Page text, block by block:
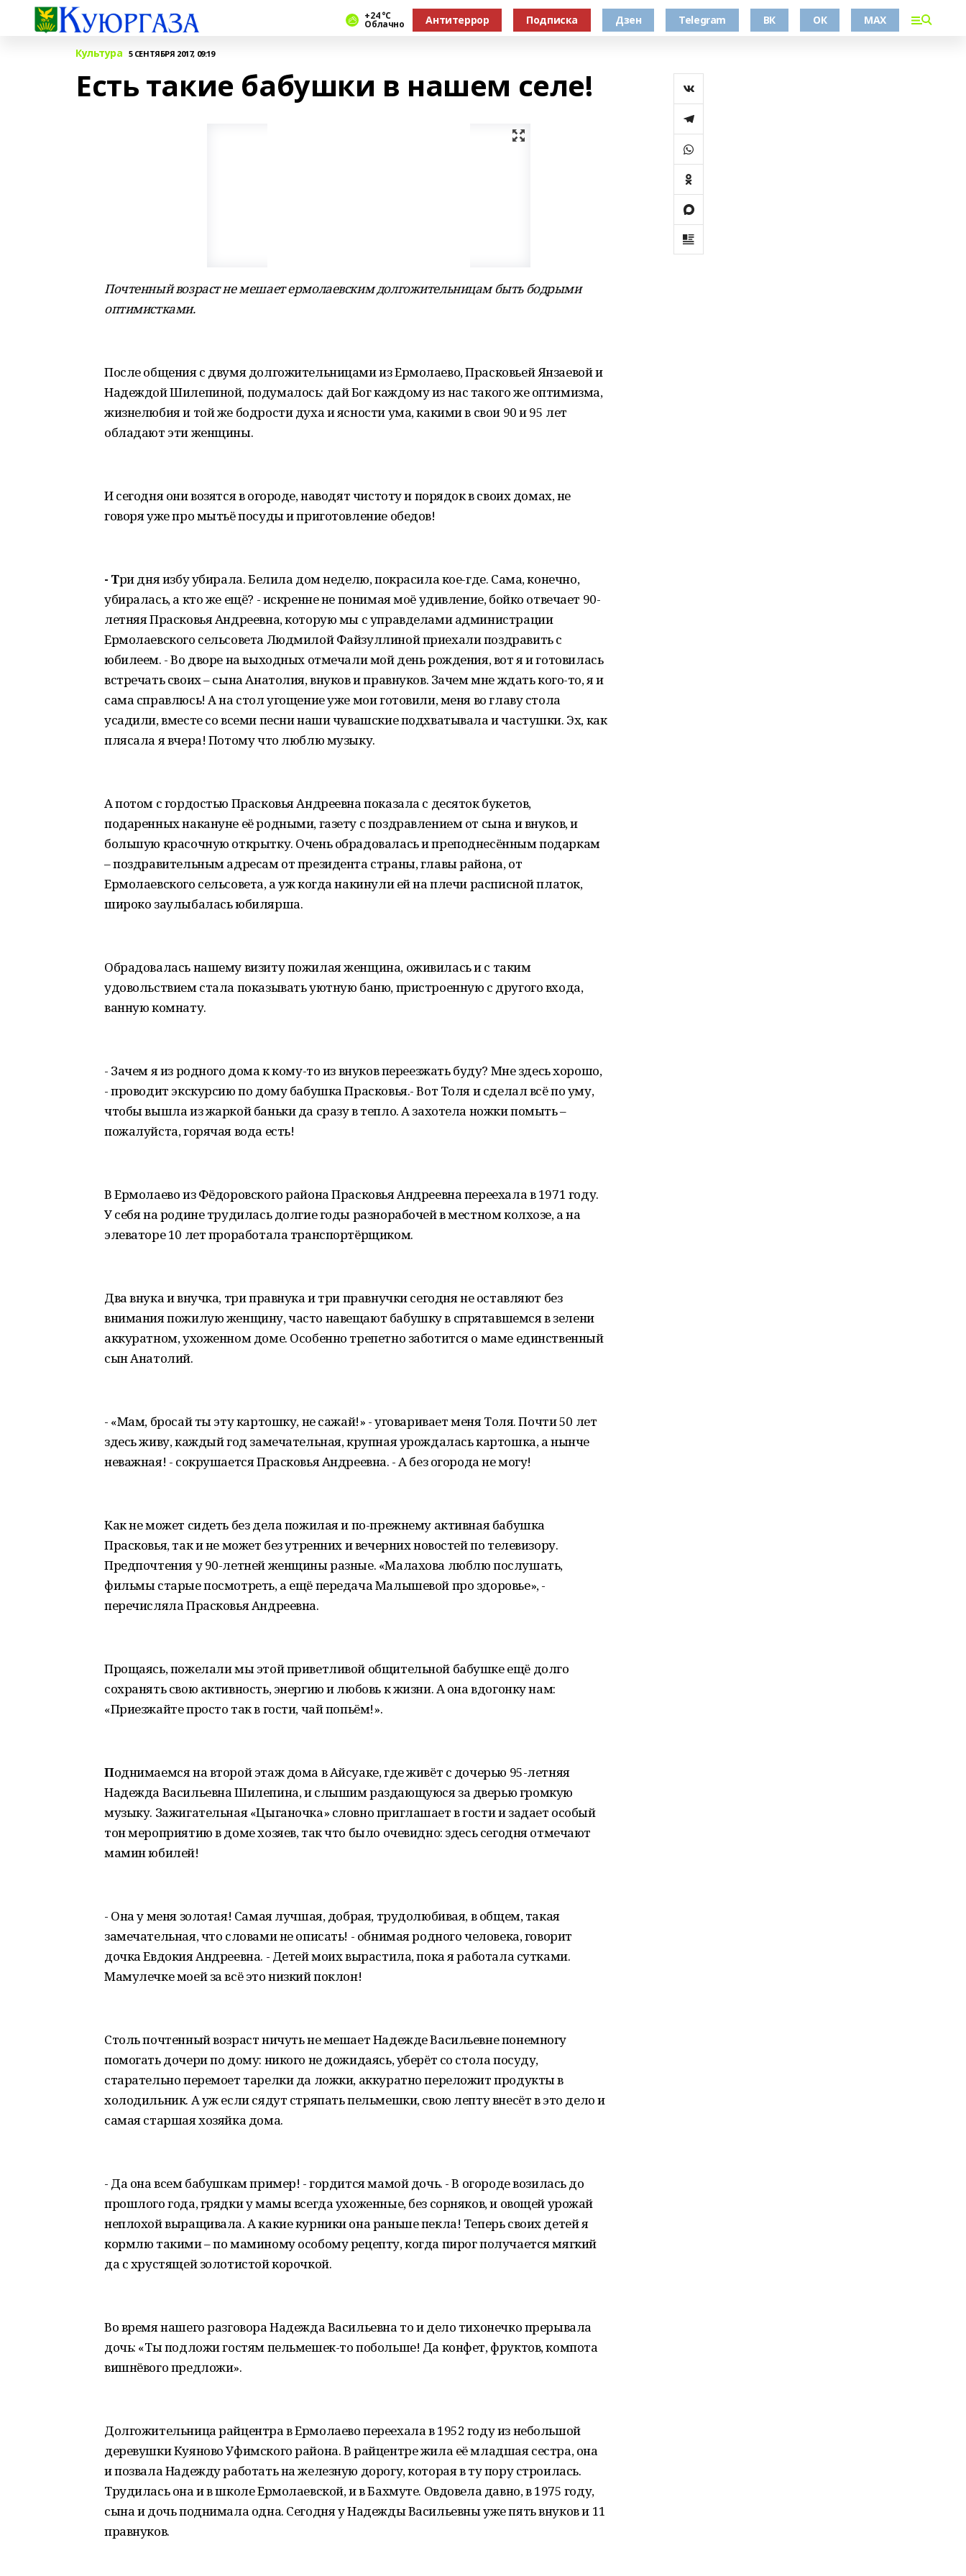
+24 °С
Облачно Антитеррор Подписка Дзен Telegram ВК ОК MAX
Культура 5 СЕНТЯБРЯ 2017, 09:19
Есть такие бабушки в нашем селе!
Почтенный возраст не мешает ермолаевским долгожительницам быть бодрыми
оптимистками.
После общения с двумя долгожительницами из Ермолаево, Прасковьей Янзаевой и
Надеждой Шилепиной, подумалось: дай Бог каждому из нас такого же оптимизма,
жизнелюбия и той же бодрости духа и ясности ума, какими в свои 90 и 95 лет
обладают эти женщины.
И сегодня они возятся в огороде, наводят чистоту и порядок в своих домах, не
говоря уже про мытьё посуды и приготовление обедов!
- Три дня избу убирала. Белила дом неделю, покрасила кое-где. Сама, конечно,
убиралась, а кто же ещё? - искренне не понимая моё удивление, бойко отвечает 90-
летняя Прасковья Андреевна, которую мы с управделами администрации
Ермолаевского сельсовета Людмилой Файзуллиной приехали поздравить с
юбилеем. - Во дворе на выходных отмечали мой день рождения, вот я и готовилась
встречать своих – сына Анатолия, внуков и правнуков. Зачем мне ждать кого-то, я и
сама справлюсь! А на стол угощение уже мои готовили, меня во главу стола
усадили, вместе со всеми песни наши чувашские подхватывала и частушки. Эх, как
плясала я вчера! Потому что люблю музыку.
А потом с гордостью Прасковья Андреевна показала с десяток букетов,
подаренных накануне её родными, газету с поздравлением от сына и внуков, и
большую красочную открытку. Очень обрадовалась и преподнесённым подаркам
– поздравительным адресам от президента страны, главы района, от
Ермолаевского сельсовета, а уж когда накинули ей на плечи расписной платок,
широко заулыбалась юбилярша.
Обрадовалась нашему визиту пожилая женщина, оживилась и с таким
удовольствием стала показывать уютную баню, пристроенную с другого входа,
ванную комнату.
- Зачем я из родного дома к кому-то из внуков переезжать буду? Мне здесь хорошо,
- проводит экскурсию по дому бабушка Прасковья.- Вот Толя и сделал всё по уму,
чтобы вышла из жаркой баньки да сразу в тепло. А захотела ножки помыть –
пожалуйста, горячая вода есть!
В Ермолаево из Фёдоровского района Прасковья Андреевна переехала в 1971 году.
У себя на родине трудилась долгие годы разнорабочей в местном колхозе, а на
элеваторе 10 лет проработала транспортёрщиком.
Два внука и внучка, три правнука и три правнучки сегодня не оставляют без
внимания пожилую женщину, часто навещают бабушку в спрятавшемся в зелени
аккуратном, ухоженном доме. Особенно трепетно заботится о маме единственный
сын Анатолий.
- «Мам, бросай ты эту картошку, не сажай!» - уговаривает меня Толя. Почти 50 лет
здесь живу, каждый год замечательная, крупная урождалась картошка, а нынче
неважная! - сокрушается Прасковья Андреевна. - А без огорода не могу!
Как не может сидеть без дела пожилая и по-прежнему активная бабушка
Прасковья, так и не может без утренних и вечерних новостей по телевизору.
Предпочтения у 90-летней женщины разные. «Малахова люблю послушать,
фильмы старые посмотреть, а ещё передача Малышевой про здоровье», -
перечисляла Прасковья Андреевна.
Прощаясь, пожелали мы этой приветливой общительной бабушке ещё долго
сохранять свою активность, энергию и любовь к жизни. А она вдогонку нам:
«Приезжайте просто так в гости, чай попьём!».
Поднимаемся на второй этаж дома в Айсуаке, где живёт с дочерью 95-летняя
Надежда Васильевна Шилепина, и слышим раздающуюся за дверью громкую
музыку. Зажигательная «Цыганочка» словно приглашает в гости и задает особый
тон мероприятию в доме хозяев, так что было очевидно: здесь сегодня отмечают
мамин юбилей!
- Она у меня золотая! Самая лучшая, добрая, трудолюбивая, в общем, такая
замечательная, что словами не описать! - обнимая родного человека, говорит
дочка Евдокия Андреевна. - Детей моих вырастила, пока я работала сутками.
Мамулечке моей за всё это низкий поклон!
Столь почтенный возраст ничуть не мешает Надежде Васильевне понемногу
помогать дочери по дому: никого не дожидаясь, уберёт со стола посуду,
старательно перемоет тарелки да ложки, аккуратно переложит продукты в
холодильник. А уж если сядут стряпать пельмешки, свою лепту внесёт в это дело и
самая старшая хозяйка дома.
- Да она всем бабушкам пример! - гордится мамой дочь. - В огороде возилась до
прошлого года, грядки у мамы всегда ухоженные, без сорняков, и овощей урожай
неплохой выращивала. А какие курники она раньше пекла! Теперь своих детей я
кормлю такими – по маминому особому рецепту, когда пирог получается мягкий
да с хрустящей золотистой корочкой.
Во время нашего разговора Надежда Васильевна то и дело тихонечко прерывала
дочь: «Ты подложи гостям пельмешек-то побольше! Да конфет, фруктов, компота
вишнёвого предложи».
Долгожительница райцентра в Ермолаево переехала в 1952 году из небольшой
деревушки Куяново Уфимского района. В райцентре жила её младшая сестра, она
и позвала Надежду работать на железную дорогу, которая в ту пору строилась.
Трудилась она и в школе Ермолаевской, и в Бахмуте. Овдовела давно, в 1975 году,
сына и дочь поднимала одна. Сегодня у Надежды Васильевны уже пять внуков и 11
правнуков.